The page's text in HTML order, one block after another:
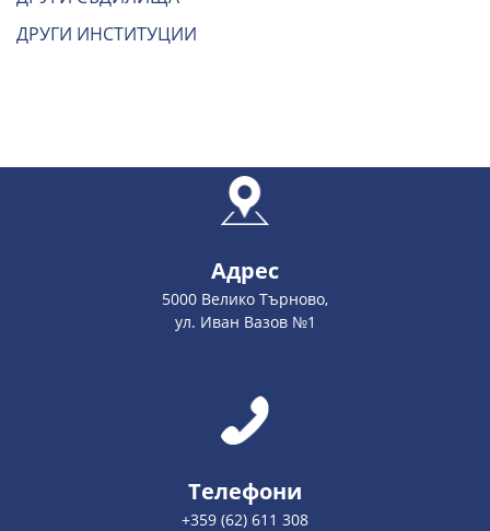
ДРУГИ ИНСТИТУЦИИ
Адрес
5000 Велико Търново,
ул. Иван Вазов №1
Телефони
+359 (62) 611 308